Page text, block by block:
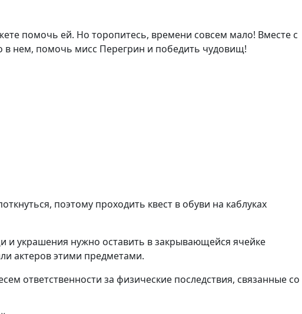
помочь ей. Но торопитесь, времени совсем мало! Вместе с
в нем, помочь мисс Перегрин и победить чудовищ!
поэтому проходить квест в обуви на каблуках
украшения нужно оставить в закрывающейся ячейке
актеров этими предметами.
ответственности за физические последствия, связанные со